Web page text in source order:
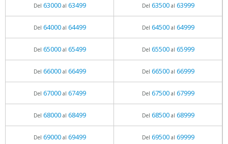
Del 63000al 63499 Del 63500al 63999
Del 64000al 64499 Del 64500al 64999
Del 65000al 65499 Del 65500al 65999
Del 66000al 66499 Del 66500al 66999
Del 67000al 67499 Del 67500al 67999
Del 68000al 68499 Del 68500al 68999
Del 69000al 69499 Del 69500al 69999